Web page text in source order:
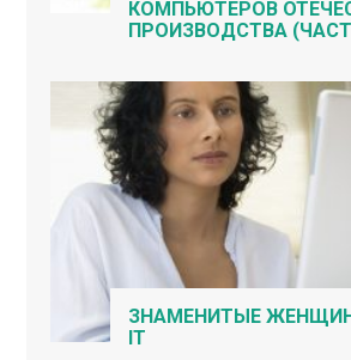
КОМПЬЮТЕРОВ
ПРОИЗВОДСТВА
ЗНАМЕНИТЫЕ
IT